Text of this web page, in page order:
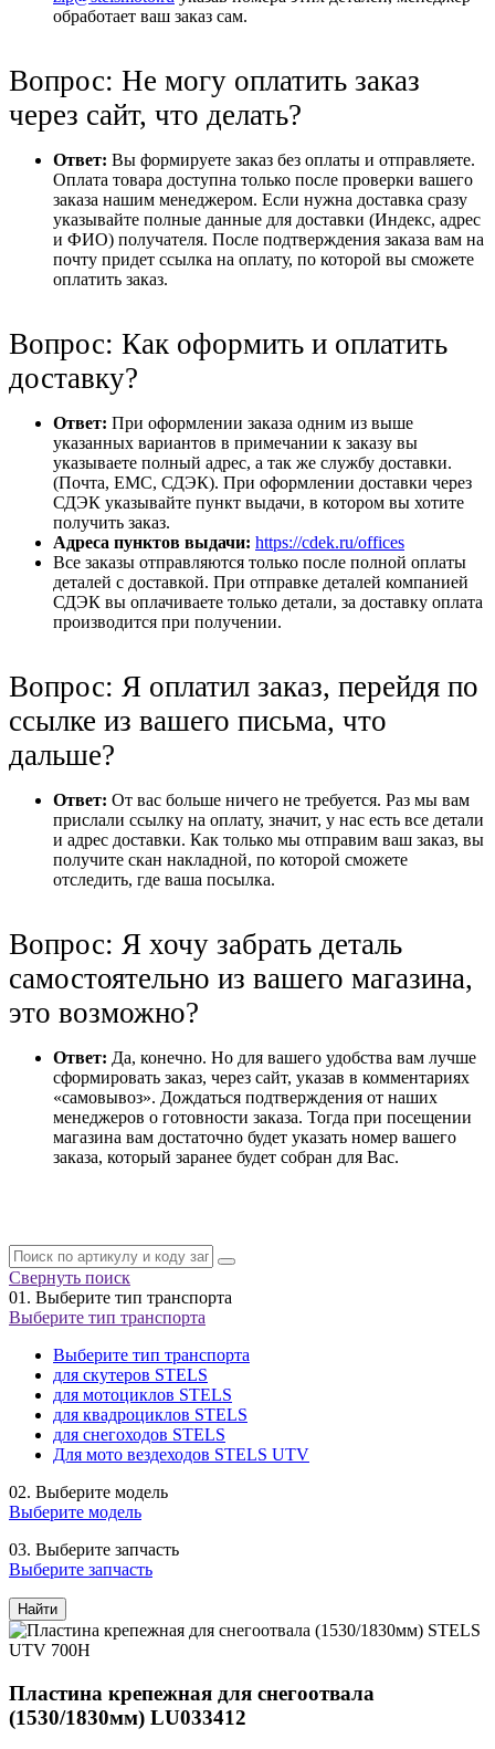
обработает ваш заказ сам.
Вопрос: Не могу оплатить заказ
через сайт, что делать?
Ответ: Вы формируете заказ без оплаты и отправляете.
Оплата товара доступна только после проверки вашего
заказа нашим менеджером. Если нужна доставка сразу
указывайте полные данные для доставки (Индекс, адрес
и ФИО) получателя. После подтверждения заказа вам на
почту придет ссылка на оплату, по которой вы сможете
оплатить заказ.
Вопрос: Как оформить и оплатить
доставку?
Ответ: При оформлении заказа одним из выше
указанных вариантов в примечании к заказу вы
указываете полный адрес, а так же службу доставки.
(Почта, ЕМС, СДЭК). При оформлении доставки через
СДЭК указывайте пункт выдачи, в котором вы хотите
получить заказ.
Адреса пунктов выдачи: https://cdek.ru/offices
Все заказы отправляются только после полной оплаты
деталей с доставкой. При отправке деталей компанией
СДЭК вы оплачиваете только детали, за доставку оплата
производится при получении.
Вопрос: Я оплатил заказ, перейдя по
ссылке из вашего письма, что
дальше?
Ответ: От вас больше ничего не требуется. Раз мы вам
прислали ссылку на оплату, значит, у нас есть все детали
и адрес доставки. Как только мы отправим ваш заказ, вы
получите скан накладной, по которой сможете
отследить, где ваша посылка.
Вопрос: Я хочу забрать деталь
самостоятельно из вашего магазина,
это возможно?
Ответ: Да, конечно. Но для вашего удобства вам лучше
сформировать заказ, через сайт, указав в комментариях
«самовывоз». Дождаться подтверждения от наших
менеджеров о готовности заказа. Тогда при посещении
магазина вам достаточно будет указать номер вашего
заказа, который заранее будет собран для Вас.
Свернуть поиск
01. Выберите тип транспорта
Выберите тип транспорта
Выберите тип транспорта
для скутеров STELS
для мотоциклов STELS
для квадроциклов STELS
для снегоходов STELS
Для мото вездеходов STELS UTV
02. Выберите модель
Выберите модель
03. Выберите запчасть
Выберите запчасть
Найти
Пластина крепежная для снегоотвала
(1530/1830мм) LU033412